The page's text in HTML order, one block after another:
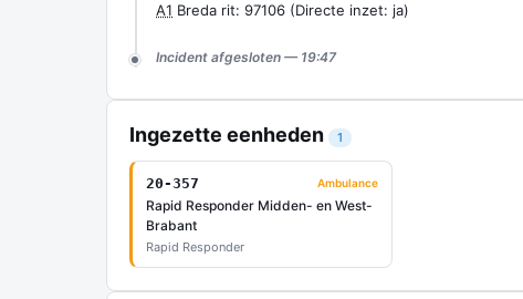
A1 Breda rit: 97106 (Directe inzet: ja)
Incident afgesloten — 19:47
Ingezette eenheden 1
20-357 Ambulance
Rapid Responder Midden- en West-
Brabant
Rapid Responder